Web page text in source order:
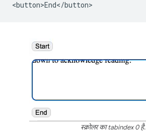
स्क्रोलर का tabindex 0 है.